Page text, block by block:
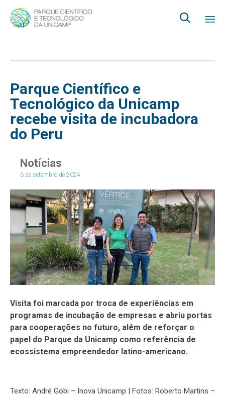

Parque Científico e
Tecnológico da Unicamp
recebe visita de incubadora
do Peru
Notícias
6 de setembro de 2024
Visita foi marcada por troca de experiências em
programas de incubação de empresas e abriu portas
para cooperações no futuro, além de reforçar o
papel do Parque da Unicamp como referência de
ecossistema empreendedor latino-americano.
Texto: André Gobi – Inova Unicamp | Fotos: Roberto Martins –